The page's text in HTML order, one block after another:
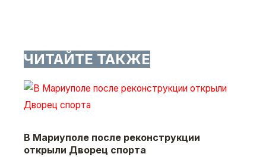
ЧИТАЙТЕ ТАКЖЕ
В Мариуполе после реконструкции
открыли Дворец спорта